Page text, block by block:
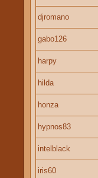
djromano
gabo126
harpy
hilda
honza
hypnos83
intelblack
iris60